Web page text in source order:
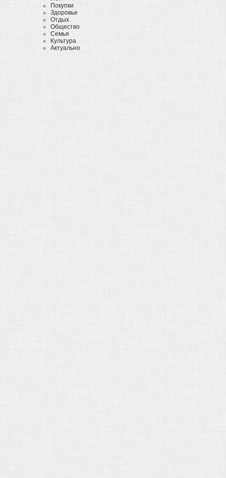
Покупки
Здоровье
Отдых
Общество
Семья
Культура
Актуально